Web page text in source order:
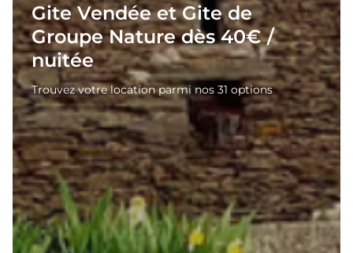
Gite Vendée et Gite de
Groupe Nature dès 40€ /
nuitée
Trouvez votre location parmi nos 31 options